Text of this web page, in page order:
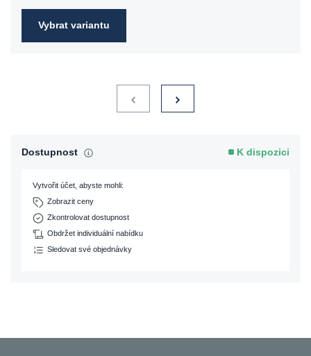
Vybrat variantu
Dostupnost K dispozici
Vytvořit účet, abyste mohli:
Zobrazit ceny
Zkontrolovat dostupnost
Obdržet individuální nabídku
Sledovat své objednávky